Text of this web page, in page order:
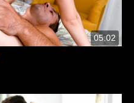
05:02